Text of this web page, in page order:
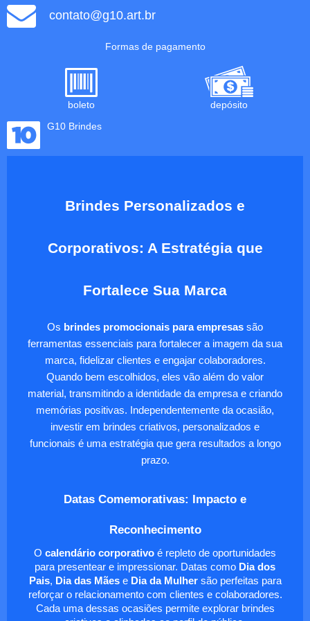
contato@g10.art.br
Formas de pagamento
boleto
depósito
G10 Brindes
Brindes Personalizados e
Corporativos: A Estratégia que
Fortalece Sua Marca
Os brindes promocionais para empresas são
ferramentas essenciais para fortalecer a imagem da sua
marca, fidelizar clientes e engajar colaboradores.
Quando bem escolhidos, eles vão além do valor
material, transmitindo a identidade da empresa e criando
memórias positivas. Independentemente da ocasião,
investir em brindes criativos, personalizados e
funcionais é uma estratégia que gera resultados a longo
prazo.
Datas Comemorativas: Impacto e
Reconhecimento
O calendário corporativo é repleto de oportunidades
para presentear e impressionar. Datas como Dia dos
Pais, Dia das Mãese Dia da Mulhersão perfeitas para
reforçar o relacionamento com clientes e colaboradores.
Cada uma dessas ocasiões permite explorar brindes